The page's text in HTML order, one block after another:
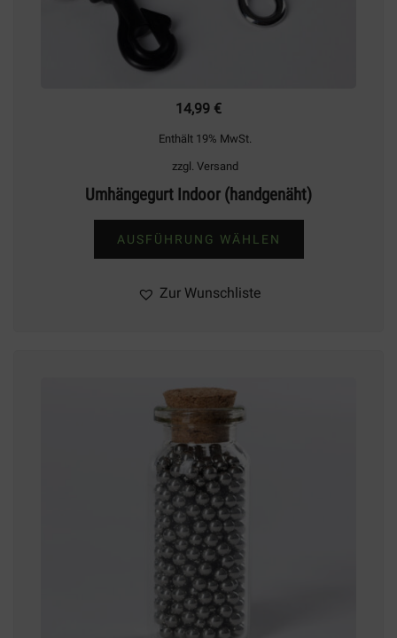
14,99 €
Enthält 19% MwSt.
zzgl. Versand
Umhängegurt Indoor (handgenäht)
AUSFÜHRUNG WÄHLEN
Produkt
auf.
Die
Optionen
können
auf
der
Produktseite
gewählt
werden
Zur Wunschliste